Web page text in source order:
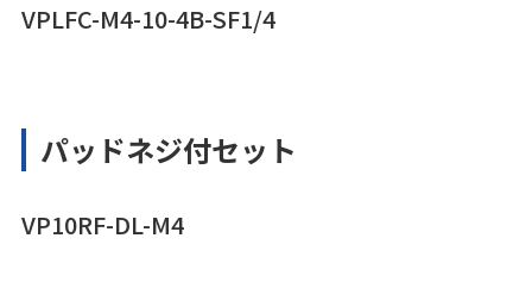
VPLFC-M4-10-4B-SF1/4
パッドネジ付セット
VP10RF-DL-M4